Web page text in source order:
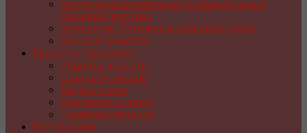
Кондитерское искусство из марципана и
сахарной мастики
Кулинария. Сладкая и красивая кухня
Вкусные рецепты
Красота и Здоровье
Рецепты красоты
Сам себе лекарь
Мода и стиль
Движение и спорт
Здоровое питание
Все рубрики